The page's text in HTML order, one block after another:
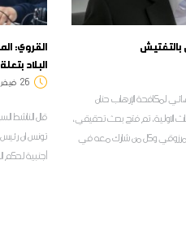
لمكافحة الإرهاب حنان
الاولية، تم فتح بحث تحقيقي،
وكل من شارك معه في
القروي:
البلاد
26
13:51
قال الناشط
تونس ان
أجنبية لحكم